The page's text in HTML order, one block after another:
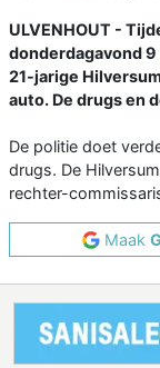
ULVENHOUT -
donderdagavond
21-jarige
auto. De drugs en
De politie doet
drugs. De
rechter-
Maak